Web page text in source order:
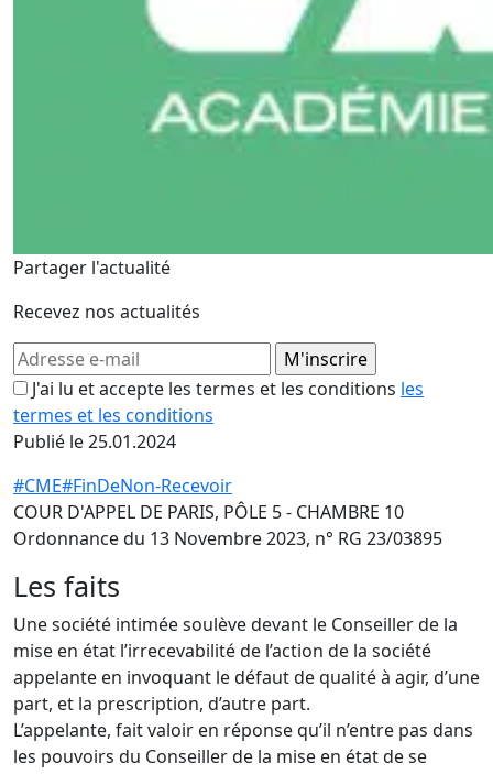
Publié le 25.01.2024
#CME#FinDeNon-Recevoir
COUR D'APPEL DE PARIS, PÔLE 5 - CHAMBRE 10
Ordonnance du 13 Novembre 2023, n° RG 23/03895
Les faits
Une société intimée soulève devant le Conseiller de la
mise en état l’irrecevabilité de l’action de la société
appelante en invoquant le défaut de qualité à agir, d’une
part, et la prescription, d’autre part.
L’appelante, fait valoir en réponse qu’il n’entre pas dans
les pouvoirs du Conseiller de la mise en état de se
Partager l'actualité
Recevez nos actualités
J'ai lu et accepte les termes et les conditions les
termes et les conditions